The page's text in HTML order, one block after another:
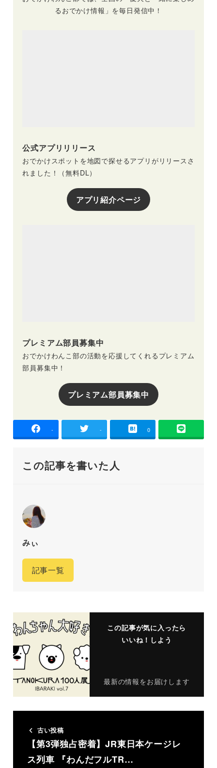
るおでかけ情報」を毎日発信中！
公式アプリリリース
おでかけスポットを地図で探せるアプリがリリースさ
れました！（無料DL）
アプリ紹介ページ
プレミアム部員募集中
おでかけわんこ部の活動を応援してくれるプレミアム
部員募集中！
プレミアム部員募集中
- - 0
この記事を書いた人
みぃ
記事一覧
この記事が気に入ったら
いいね！しよう
最新の情報をお届けします
古い投稿
【第3弾独占密着】JR東日本ケージレ
ス列車 『わんだフルTR…